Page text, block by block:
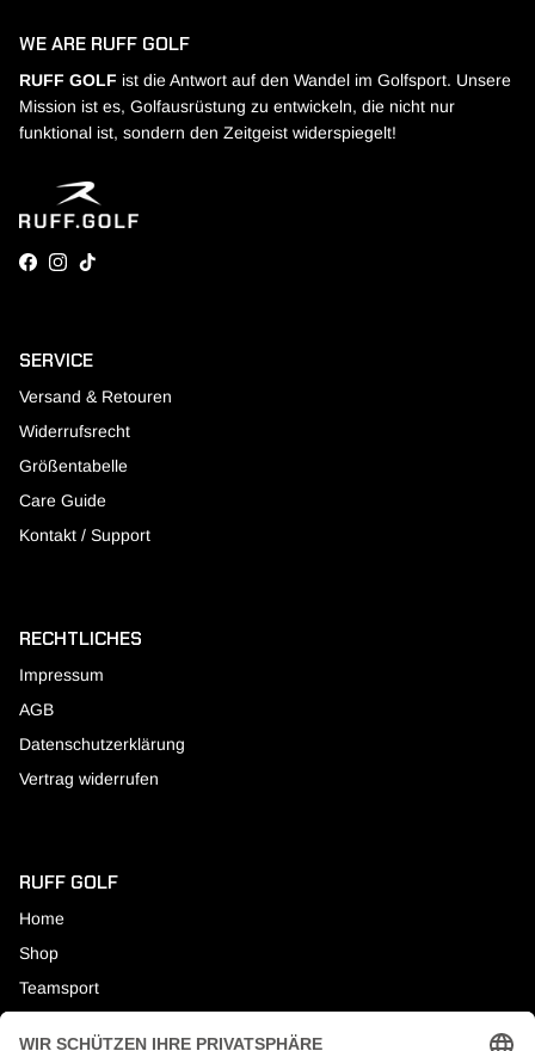
WE ARE RUFF GOLF
RUFF GOLF ist die Antwort auf den Wandel im Golfsport. Unsere
Mission ist es, Golfausrüstung zu entwickeln, die nicht nur
funktional ist, sondern den Zeitgeist widerspiegelt!
Facebook
Instagram
TikTok
SERVICE
Versand & Retouren
Widerrufsrecht
Größentabelle
Care Guide
Kontakt / Support
RECHTLICHES
Impressum
AGB
Datenschutzerklärung
Vertrag widerrufen
RUFF GOLF
Home
Shop
Teamsport